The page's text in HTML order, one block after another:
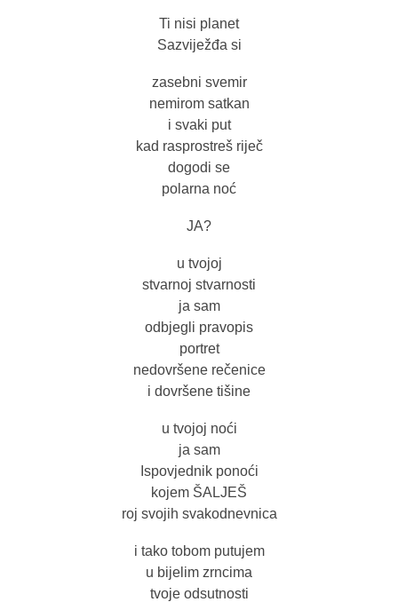
Ti nisi planet
Sazviježđa si
zasebni svemir
nemirom satkan
i svaki put
kad rasprostreš riječ
dogodi se
polarna noć
JA?
u tvojoj
stvarnoj stvarnosti
ja sam
odbjegli pravopis
portret
nedovršene rečenice
i dovršene tišine
u tvojoj noći
ja sam
Ispovjednik ponoći
kojem ŠALJEŠ
roj svojih svakodnevnica
i tako tobom putujem
u bijelim zrncima
tvoje odsutnosti